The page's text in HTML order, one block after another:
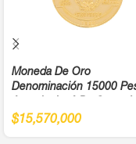
Moneda De Oro
Denominación 15000
900
$15,570,000